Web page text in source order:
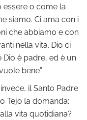
o come la
siamo. Ci ama con i
che abbiamo e con
nella vita. Dio ci
è padre, ed è un
bene”.
il Santo Padre
Tejo la domanda:
vita quotidiana?